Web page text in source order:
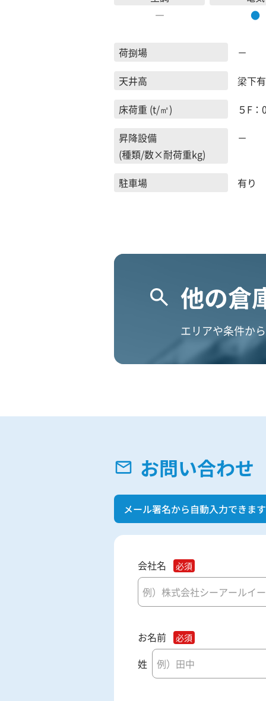
―
●
荷捌場
－
天井高
梁下
床荷重 (t/㎡)
５F
昇降設備
(種類/数×耐荷重kg)
－
駐車場 有り
他の倉
エリアや条件か
お問い合わせ
メール署名から自動入力できます
会社名
お名前
姓